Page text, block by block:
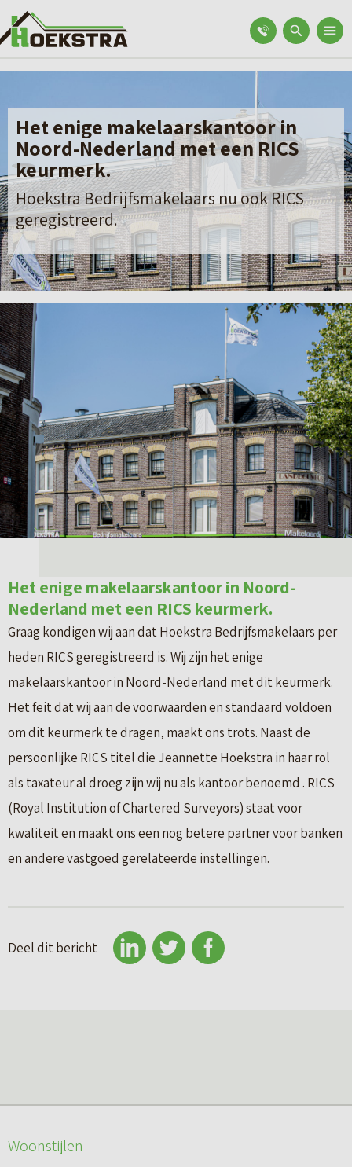
Het enige makelaarskantoor in
Noord-Nederland met een RICS
keurmerk.
Hoekstra Bedrijfsmakelaars nu ook RICS
geregistreerd.
Het enige makelaarskantoor in Noord-
Nederland met een RICS keurmerk.
Graag kondigen wij aan dat Hoekstra Bedrijfsmakelaars per
heden RICS geregistreerd is. Wij zijn het enige
makelaarskantoor in Noord-Nederland met dit keurmerk.
Het feit dat wij aan de voorwaarden en standaard voldoen
om dit keurmerk te dragen, maakt ons trots. Naast de
persoonlijke RICS titel die Jeannette Hoekstra in haar rol
als taxateur al droeg zijn wij nu als kantoor benoemd . RICS
(Royal Institution of Chartered Surveyors) staat voor
kwaliteit en maakt ons een nog betere partner voor banken
en andere vastgoed gerelateerde instellingen.
Deel dit bericht
Woonstijlen